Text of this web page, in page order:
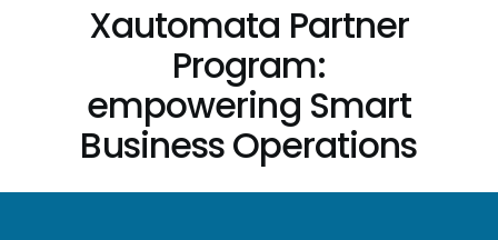
Xautomata Partner
Program:
empowering Smart
Business Operations